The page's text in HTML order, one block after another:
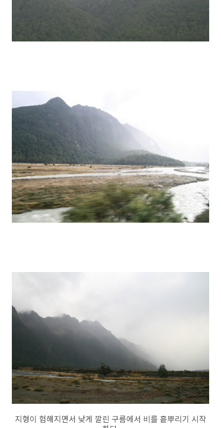
지형이 험해지면서 낮게 깔린 구름에서 비를 흩뿌리기 시작